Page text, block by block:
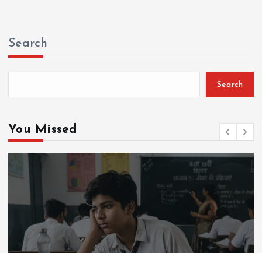
Search
Search
You Missed